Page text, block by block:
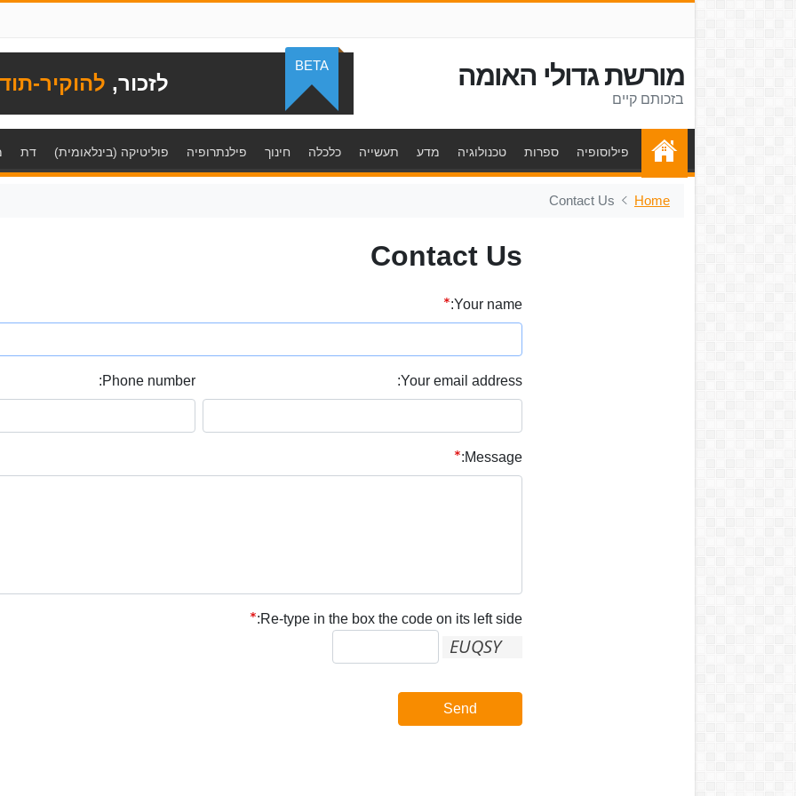
מורשת גדולי האומה
בזכותם קיים
לזכור, להוקיר-
BETA
פילוסופיה ספרות טכנולוגיה מדע תעשייה כלכלה חינוך פילנתרופיה פוליטיקה (בינלאומית) דת
Home
Contact Us
Contact Us
Your name:
Your email address:
Phone number:
Message:
Re-type in the box the code on its left side:
Send